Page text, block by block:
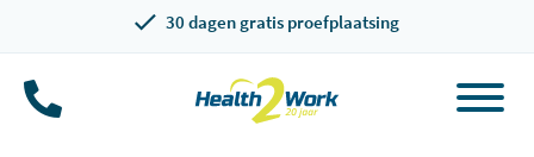
30 dagen gratis proefplaatsing